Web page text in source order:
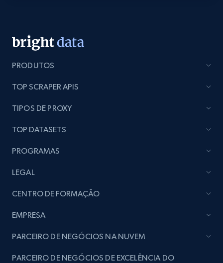
PRODUTOS
TOP SCRAPER APIS
TIPOS DE PROXY
TOP DATASETS
PROGRAMAS
LEGAL
CENTRO DE FORMAÇÃO
EMPRESA
PARCEIRO DE NEGÓCIOS NA NUVEM
PARCEIRO DE NEGÓCIOS DE EXCELÊNCIA DO